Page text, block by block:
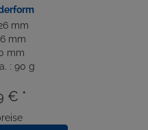
mm
mm
mm
: 90 g
€ *